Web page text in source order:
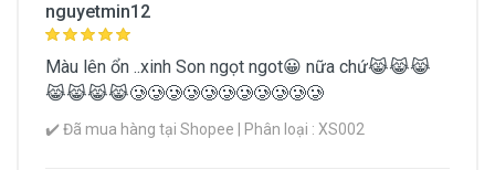
nguyetmin12
Màu lên ổn ..xinh Son ngọt ngot😀 nữa chứ😹😹😹
😹😹😹😹🥲🥲🥲🥲🥲🥲🥲🥲🥲🥲🥲
✔️ Đã mua hàng tại Shopee | Phân loại : XS002